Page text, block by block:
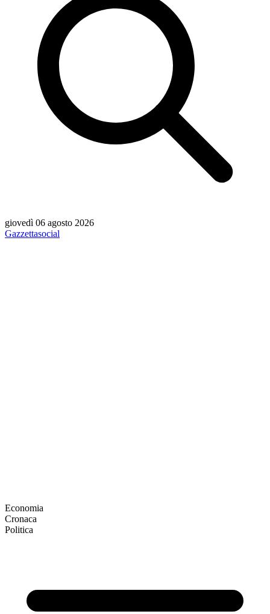
giovedì 06 agosto 2026
Gazzettasocial
Economia
Cronaca
Politica